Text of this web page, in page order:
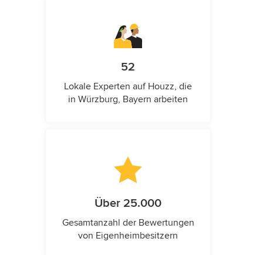
52
Lokale Experten auf Houzz, die
in Würzburg, Bayern arbeiten
Über 25.000
Gesamtanzahl der Bewertungen
von Eigenheimbesitzern